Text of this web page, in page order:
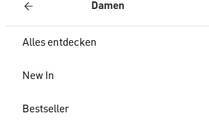
Damen
Alles entdecken
New In
Bestseller